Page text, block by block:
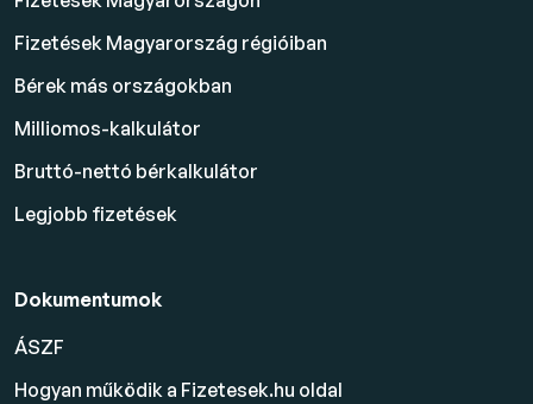
Fizetések Magyarország régióiban
Bérek más országokban
Milliomos-kalkulátor
Bruttó-nettó bérkalkulátor
Legjobb fizetések
Dokumentumok
ÁSZF
Hogyan működik a Fizetesek.hu oldal